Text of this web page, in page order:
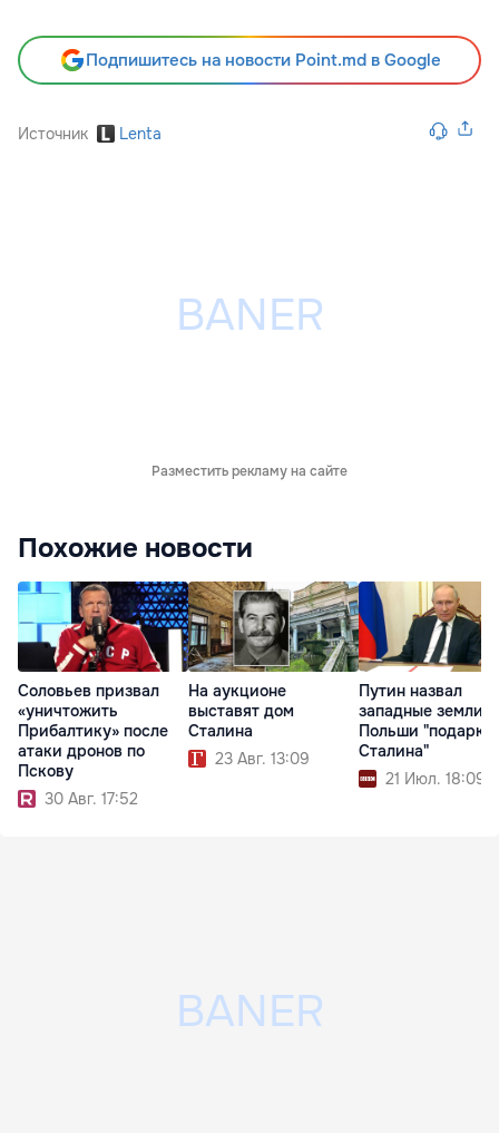
Подпишитесь на новости Point.md в Google
Источник Lenta
Разместить рекламу на сайте
Похожие новости
Соловьев призвал
«уничтожить
Прибалтику» после
атаки дронов по
Пскову
30 Авг. 17:52
На аукционе
выставят дом
Сталина
23 Авг. 13:09
Путин назвал
западные земли
Польши
Сталина"
21 Июл. 18:09